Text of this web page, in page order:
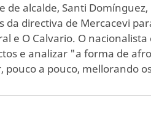
de alcalde, Santi
da directiva de Mercacevi
e O Calvario. O
e analizar "a forma de
pouco a pouco, mellorando